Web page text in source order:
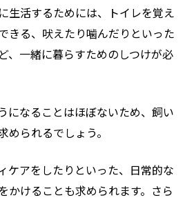
生活するためには、トイレを覚え
きる、吠えたり噛んだりといった
、一緒に暮らすためのしつけが必
になることはほぼないため、飼い
られるでしょう。
ケアをしたりといった、日常的な
かけることも求められます。さら